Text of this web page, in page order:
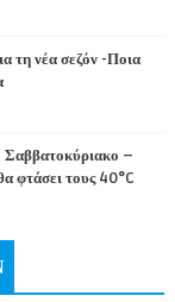
τη νέα σεζόν -Ποια
Σαββατοκύριακο –
φτάσει τους 40°C